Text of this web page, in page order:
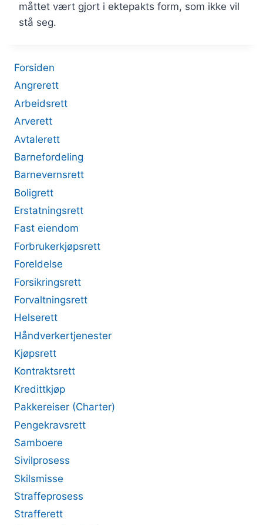
måttet vært gjort i ektepakts form, som ikke vil
stå seg.
Forsiden
Angrerett
Arbeidsrett
Arverett
Avtalerett
Barnefordeling
Barnevernsrett
Boligrett
Erstatningsrett
Fast eiendom
Forbrukerkjøpsrett
Foreldelse
Forsikringsrett
Forvaltningsrett
Helserett
Håndverkertjenester
Kjøpsrett
Kontraktsrett
Kredittkjøp
Pakkereiser (Charter)
Pengekravsrett
Samboere
Sivilprosess
Skilsmisse
Straffeprosess
Strafferett